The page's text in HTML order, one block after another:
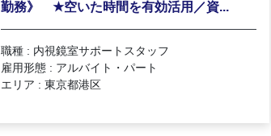
勤務》 ★空いた時間を有効活用／資...
職種 : 内視鏡室サポートスタッフ
雇用形態 : アルバイト・パート
エリア : 東京都港区